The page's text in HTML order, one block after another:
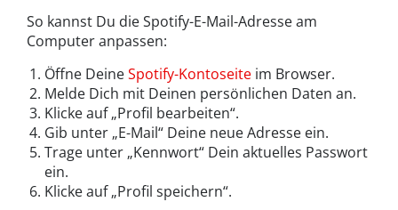
So kannst Du die Spotify-E-Mail-Adresse am
Computer anpassen:
Öffne DeineSpotify-Kontoseite im Browser.
Melde Dich mit Deinen persönlichen Daten an.
Klicke auf „Profil bearbeiten“.
Gib unter „E-Mail“ Deine neue Adresse ein.
Trage unter „Kennwort“ Dein aktuelles Passwort
ein.
Klicke auf „Profil speichern“.